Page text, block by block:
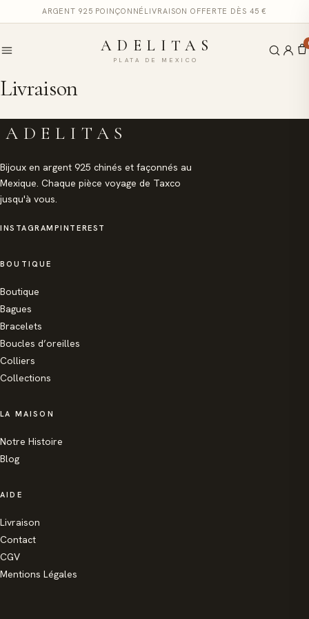
ARGENT 925 POINÇONNÉ LIVRAISON OFFERTE DÈS 45 €
ADELITAS
PLATA DE MEXICO
Livraison
ADELITAS
Bijoux en argent 925 chinés et façonnés au
Mexique. Chaque pièce voyage de Taxco
jusqu'à vous.
INSTAGRAM PINTEREST
BOUTIQUE
Boutique
Bagues
Bracelets
Boucles d’oreilles
Colliers
Collections
LA MAISON
Notre Histoire
Blog
AIDE
Livraison
Contact
CGV
Mentions Légales